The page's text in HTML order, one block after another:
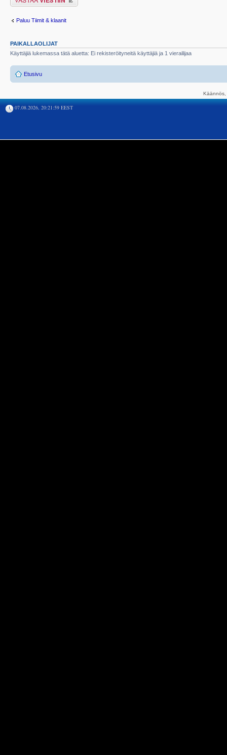
Paluu Tiimit & klaanit
PAIKALLAOLIJAT
Käyttäjiä lukemassa tätä aluetta: Ei rekisteröityneitä käyttäjiä ja 1 vierailijaa
Etusivu
07.08.2026, 20:21:59 EEST